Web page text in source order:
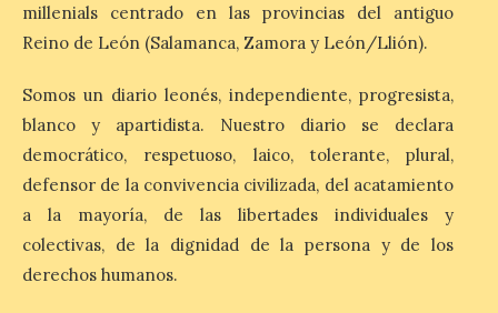
2026 vuelve a situarse
como uno de los
principales motores
económicos y turísticos de
Madrid
9 Ago 2026
El gasto total aumentó un
millenials centrado en las provincias del antiguo
Reino de León (Salamanca, Zamora y León/Llión).
Somos un diario leonés, independiente, progresista,
blanco y apartidista. Nuestro diario se declara
democrático, respetuoso, laico, tolerante, plural,
defensor de la convivencia civilizada, del acatamiento
a la mayoría, de las libertades individuales y
colectivas, de la dignidad de la persona y de los
derechos humanos.